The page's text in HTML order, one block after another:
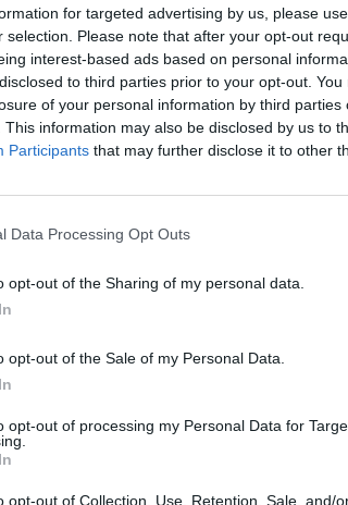
for targeted advertising by us, please
selection. Please note that after your opt-out
interest-based ads based on personal
to third parties prior to your opt-out.
of your personal information by third parties
This information may also be disclosed by us to
Participants that may further disclose it to other
Data Processing Opt Outs
opt-out of the Sharing of my personal data.
opt-out of the Sale of my Personal Data.
opt-out of processing my Personal Data for
opt-out of Collection, Use, Retention, Sale, and/
πρωτοβουλίες να
#μητροπανος
♬ πρωτότυπος
τραγούδια ξένα αλλά και
«Παράλληλη αγάπη», το
της Νατάσας Θεοδωρίδου.
παθιασμένος, ενώ